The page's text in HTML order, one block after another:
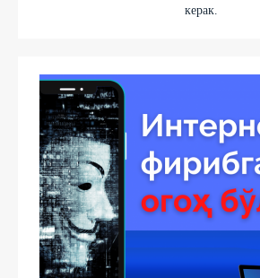
керак.